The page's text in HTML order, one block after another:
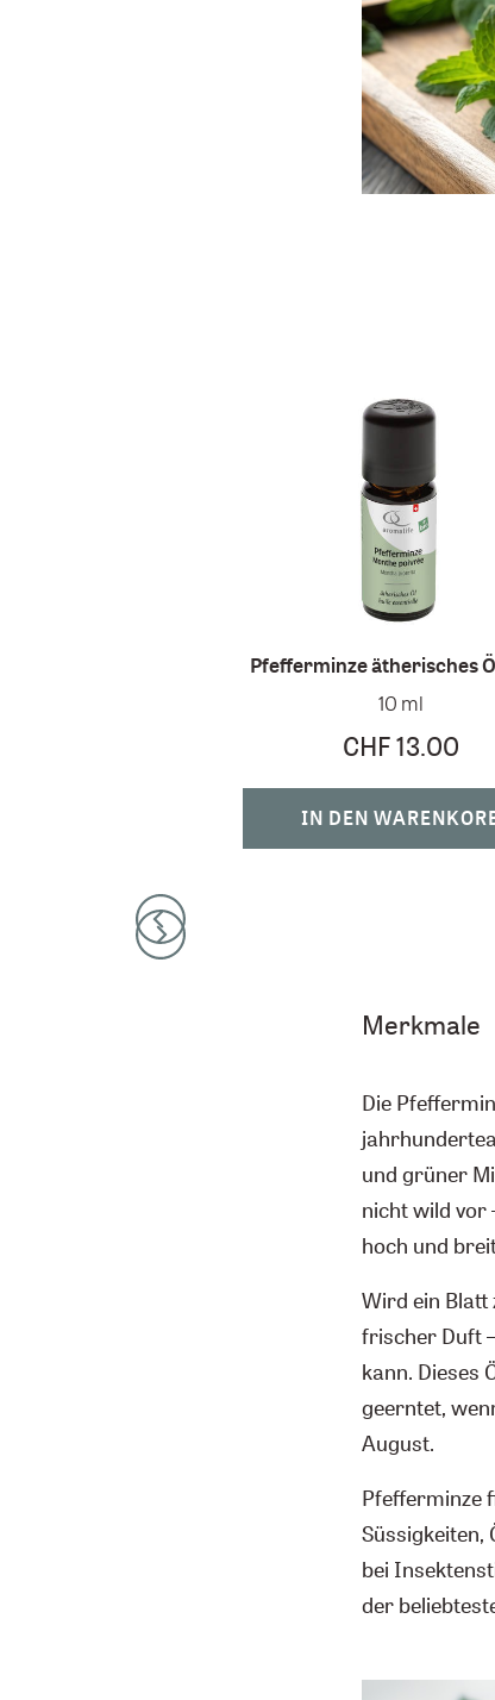
Pfefferminze ätherisches
10 ml
CHF 13.00
IN DEN
Merkmale
Die
und grüner
nicht wild vor
hoch und
Wird ein
frischer Duft
kann. Dieses
geerntet,
August.
Pfefferminze
Süssigkeiten,
bei
der